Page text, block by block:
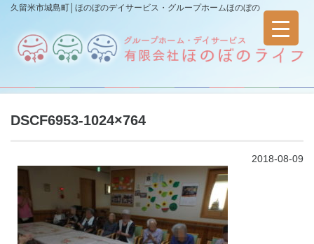
久留米市城島町│ほのぼのデイサービス・グループホームほのぼの
DSCF6953-1024×764
2018-08-09